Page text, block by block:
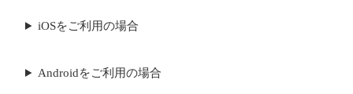
iOSをご利用の場合
Androidをご利用の場合